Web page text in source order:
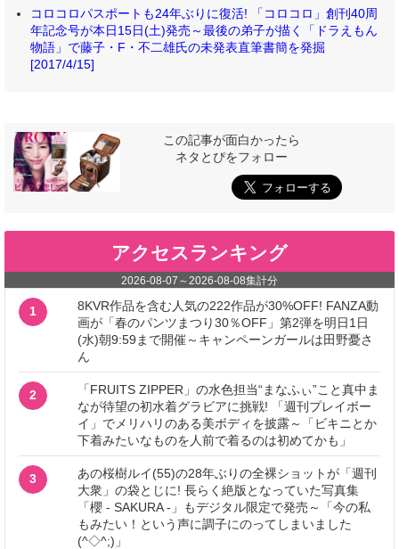
コロコロパスポートも24年ぶりに復活! 「コロコロ」創刊40周
年記念号が本日15日(土)発売～最後の弟子が描く「ドラえもん
物語」で藤子・F・不二雄氏の未発表直筆書簡を発掘
[2017/4/15]
この記事が面白かったら
ネタとぴをフォロー
アクセスランキング
2026-08-07 ～2026-08-08集計分
1
8KVR作品を含む人気の222作品が30%OFF! FANZA動
画が「春のパンツまつり30％OFF」第2弾を明日1日
(水)朝9:59まで開催～キャンペーンガールは田野憂さ
ん
2
「FRUITS ZIPPER」の水色担当“まなふぃ”こと真中ま
なが待望の初水着グラビアに挑戦! 「週刊プレイボー
イ」でメリハリのある美ボディを披露～「ビキニとか
下着みたいなものを人前で着るのは初めてかも」
3
あの桜樹ルイ(55)の28年ぶりの全裸ショットが「週刊
大衆」の袋とじに! 長らく絶版となっていた写真集
「櫻 - SAKURA -」もデジタル限定で発売～「今の私
もみたい！という声に調子にのってしまいました
(^◇^;)」